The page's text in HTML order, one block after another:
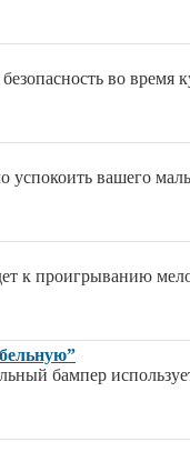
во время
успокоить вашего
к проигрыванию
бампер